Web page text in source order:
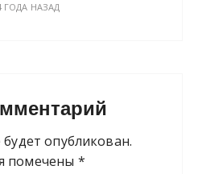
ГОДА НАЗАД
опубликован.
помечены *